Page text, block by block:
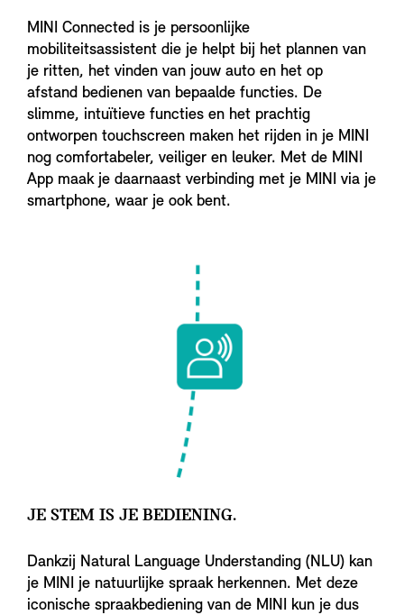
MINI Connected is je persoonlijke
mobiliteitsassistent die je helpt bij het plannen van
je ritten, het vinden van jouw auto en het op
afstand bedienen van bepaalde functies. De
slimme, intuïtieve functies en het prachtig
ontworpen touchscreen maken het rijden in je MINI
nog comfortabeler, veiliger en leuker. Met de MINI
App maak je daarnaast verbinding met je MINI via je
smartphone, waar je ook bent.
JE STEM IS JE BEDIENING.
Dankzij Natural Language Understanding (NLU) kan
je MINI je natuurlijke spraak herkennen. Met deze
iconische spraakbediening van de MINI kun je dus